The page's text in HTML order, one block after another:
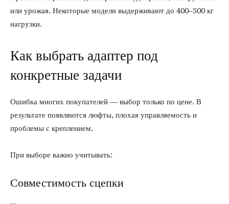
или урожая. Некоторые модели выдерживают до 400–500 кг
нагрузки.
Как выбрать адаптер под
конкретные задачи
Ошибка многих покупателей — выбор только по цене. В
результате появляются люфты, плохая управляемость и
проблемы с креплением.
При выборе важно учитывать:
Совместимость сцепки